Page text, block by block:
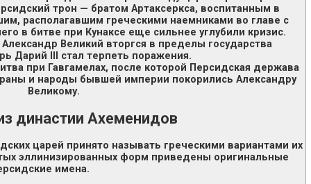
трон — братом Артаксеркса, воспитанным в
располагавшим греческими наемниками во главе с
в битве при Кунаксе еще сильнее углубили кризис.
Великий вторгся в пределы государства
Дарий III стал терпеть поражения.
при Гавгамелах, после которой Персидская держава
и народы бывшей империи покорились Александру
Великому.
династии Ахеменидов
царей принято называть греческими вариантами их
эллинизированных форм приведены оригинальные
имена.